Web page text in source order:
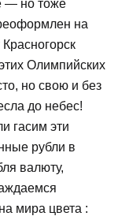
— но тоже
на
Олимпийских
но свою и без
до небес!
гасим эти
рубли в
валюту,
мира цвета :